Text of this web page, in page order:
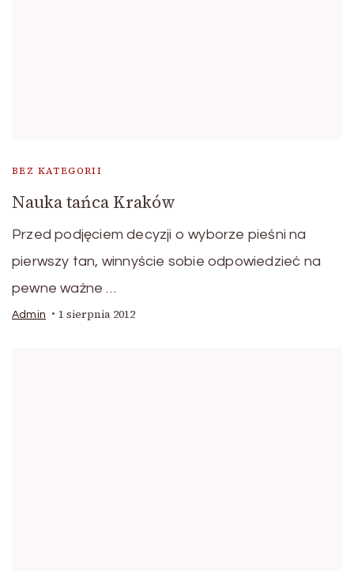
BEZ KATEGORII
Nauka tańca Kraków
Przed podjęciem decyzji o wyborze pieśni na
pierwszy tan, winnyście sobie odpowiedzieć na
pewne ważne …
Admin 1 sierpnia 2012